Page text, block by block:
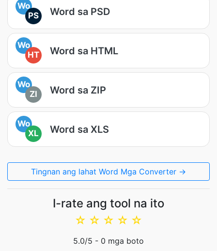
Wo
PS
Word sa PSD
Wo
HT
Word sa HTML
Wo
ZI
Word sa ZIP
Wo
XL
Word sa XLS
Tingnan ang lahat Word Mga Converter →
I-rate ang tool na ito
☆
☆
☆
☆
☆
5.0/5 - 0 mga boto